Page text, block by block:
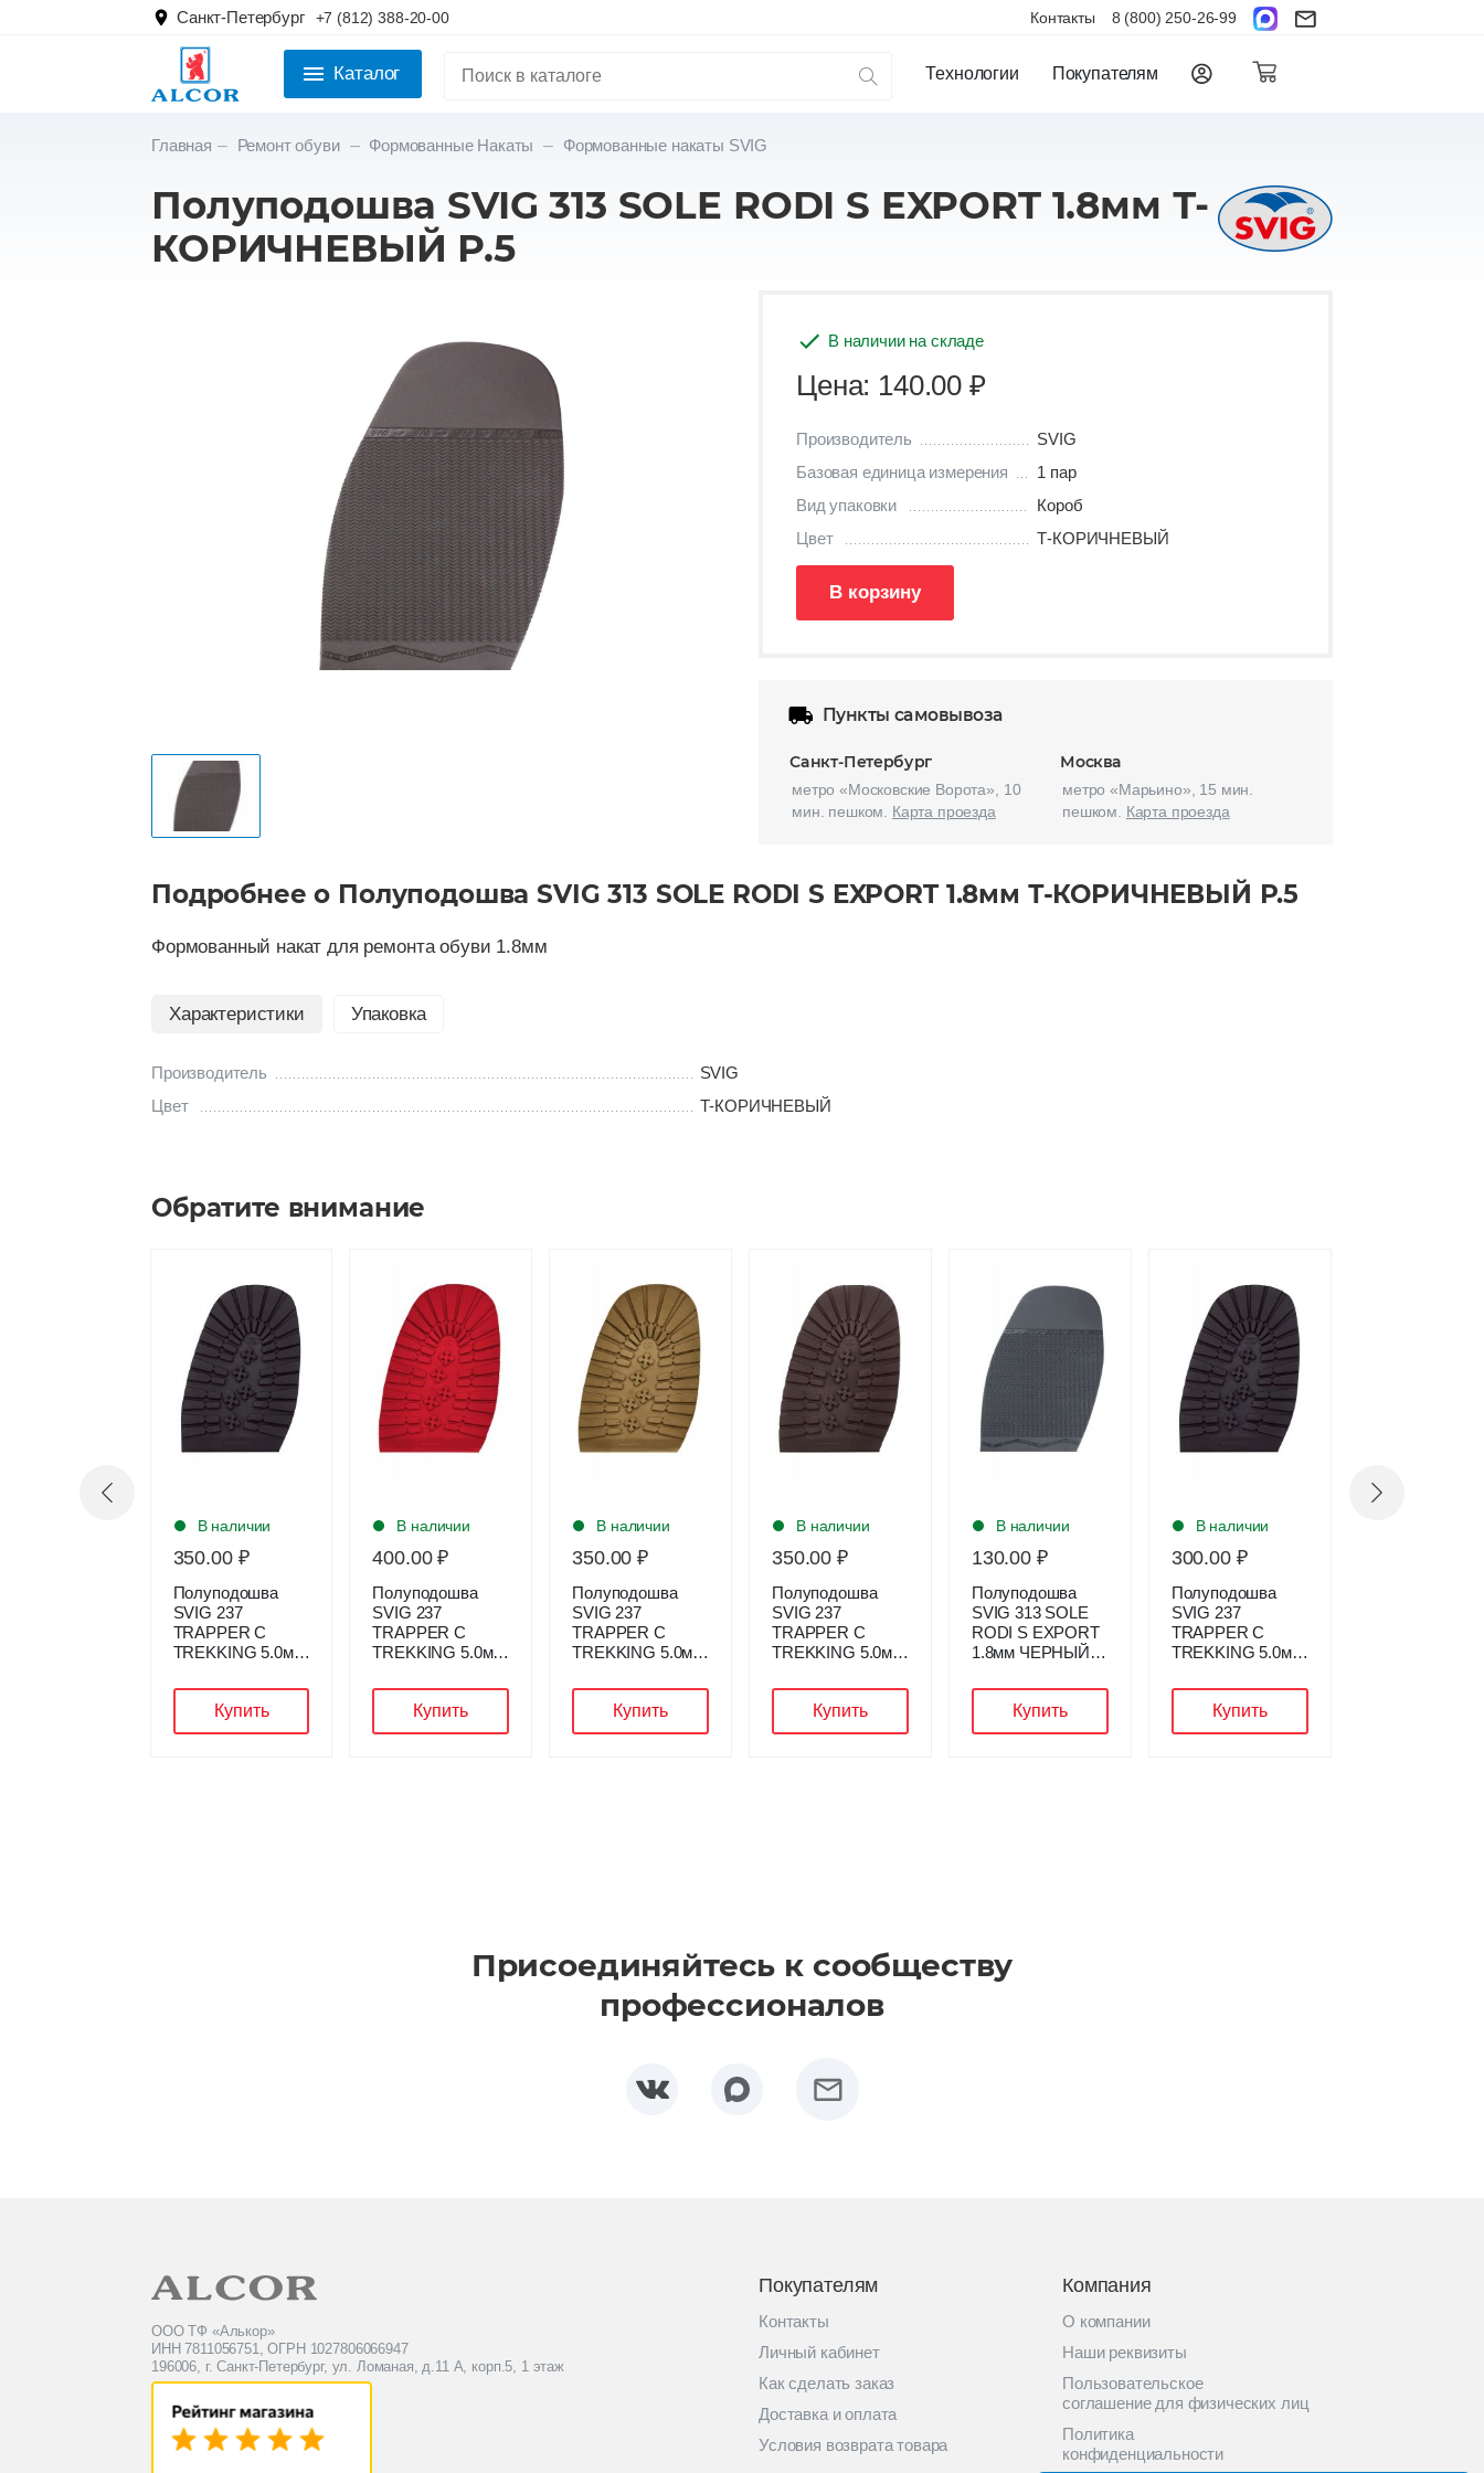
Санкт-Петербург +7 (812) 388-20-00 Контакты 8 (800) 250-26-99
Каталог Технологии Покупателям
Главная Ремонт обуви Формованные Накаты Формованные накаты SVIG
Полуподошва SVIG 313 SOLE RODI S EXPORT 1.8мм Т-
КОРИЧНЕВЫЙ Р.5
В наличии на складе
Цена: 140.00 ₽
Производитель
SVIG
Базовая единица измерения
1 пар
Вид упаковки
Короб
Цвет
Т-КОРИЧНЕВЫЙ
В корзину
Пункты самовывоза
Санкт-Петербург
метро «Московские Ворота», 10
мин. пешком. Карта проезда
Москва
метро «Марьино», 15 мин.
пешком. Карта проезда
Подробнее о Полуподошва SVIG 313 SOLE RODI S EXPORT 1.8мм Т-КОРИЧНЕВЫЙ Р.5
Формованный накат для ремонта обуви 1.8мм
Характеристики Упаковка
Производитель
SVIG
Цвет
Т-КОРИЧНЕВЫЙ
Обратите внимание
В наличии
400.00 ₽
Полуподошва
SVIG 237
TRAPPER C
TREKKING 5.0мм
Купить
В наличии
350.00 ₽
Полуподошва
SVIG 237
TRAPPER C
TREKKING 5.0мм
Купить
В наличии
350.00 ₽
Полуподошва
SVIG 237
TRAPPER C
TREKKING 5.0мм
Р.5
Купить
В наличии
130.00 ₽
Полуподошва
SVIG 313 SOLE
RODI S EXPORT
1.8мм ЧЕРНЫЙ
Купить
В наличии
300.00 ₽
Полуподошва
SVIG 237
TRAPPER C
TREKKING 5.0мм
Купить
В наличии
300.00 ₽
Полуподошва
SVIG 237
TRAPPER C
TREKKING 5.0мм
Купить
Присоединяйтесь к сообществу
профессионалов
ООО ТФ «Алькор»
ИНН 7811056751, ОГРН 1027806066947
196006, г. Санкт-Петербург, ул. Ломаная, д.11 А, корп.5, 1 этаж
Покупателям
Контакты
Личный кабинет
Как сделать заказ
Доставка и оплата
Условия возврата товара
Компания
О компании
Наши реквизиты
Пользовательское
соглашение для физических лиц
Политика
конфиденциальности